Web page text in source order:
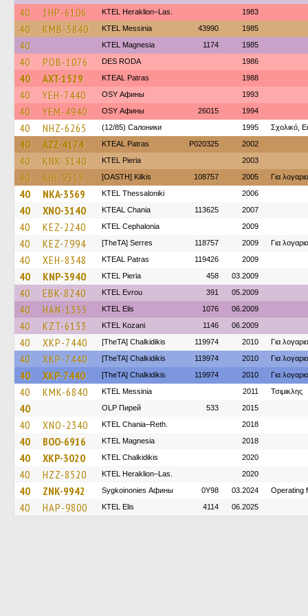
40
1HP-6106 KTEL Heraklion–Las. 1983
40 KMB-5840 KTEL Messinia 43990 1985
40 ΚΤΕL Magnesia 1174 1985
40 POB-1076 DES RODA 1986
40 AXT-1529 KTEAL Patras 1988
40 YEH-7440 OSY Афины 1993
40 YEM-4940 OSY Афины 26015 1994
40 NHZ-6265 (12/85) Салоники 1995 Σχολικό,
40 AZZ-4174 KTEAL Patras P020325 2002
40 KNK-3140 KTEL Pieria 2003
40 KIH-9515 [OASTH] Kilkis 108757 2005 Για
40 NKA-3569 KTEL Thessaloniki 2006
40 XNO-3140 KTEAL Chania 113625 2007
40 KEZ-2240 KTEL Cephalonia 2009
40 KEZ-7994 [TheTA] Serres 118757 2009 Για
40 XEH-8348 KTEAL Patras 119426 2009
40 KNP-3940 KTEL Pieria 458 03.2009
40 EBK-8240 KTEL Evrou 391 05.2009
40 HAN-1355 KTEL Elis 1076 06.2009
40 KZT-6133 ΚΤΕL Kozani 1146 06.2009
40 XKP-7440 [TheTA] Chalkidikis 119974 2010 Για
40 XKP-7440 [TheTA] Chalkidikis 119974 2010 Για
40 XKP-7440 [TheTA] Chalkidikis 119974 2010 Για
40 KMK-6840 KTEL Messinia 2011 Τσιμικλης
40 OLP Пирей 533 2015
40 XNO-2340 KTEL Chania–Reth. 2018
40 BOO-6916 ΚΤΕL Magnesia 2018
40 XKP-3020 ΚΤΕL Chalkidikis 2020
40 HZZ-8520 KTEL Heraklion–Las. 2020
40 ZNK-9942 Sygkoinonies Афины 0Y98 03.2024 Operating
40 HAP-9800 KTEL Elis 4114 06.2025